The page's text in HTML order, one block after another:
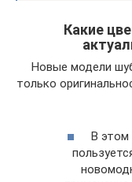
Какие
Новые модели
только
В этом